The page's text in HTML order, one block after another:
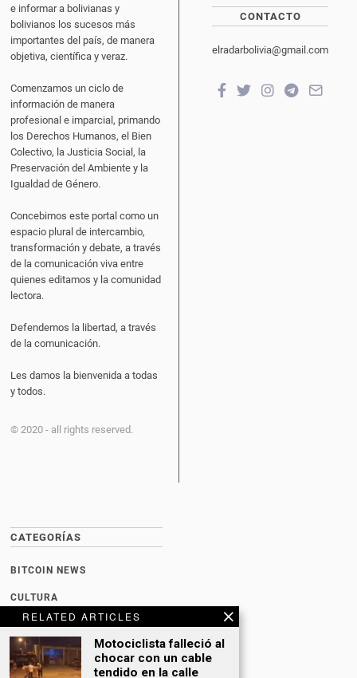
RELATED ARTICLES
Motociclista falleció al
chocar con un cable
tendido en la calle
e informar a bolivianas y
bolivianos los sucesos más
importantes del país, de manera
objetiva, científica y veraz.
Comenzamos un ciclo de
información de manera
profesional e imparcial, primando
los Derechos Humanos, el Bien
Colectivo, la Justicia Social, la
Preservación del Ambiente y la
Igualdad de Género.
Concebimos este portal como un
espacio plural de intercambio,
transformación y debate, a través
de la comunicación viva entre
quienes editamos y la comunidad
lectora.
Defendemos la libertad, a través
de la comunicación.
Les damos la bienvenida a todas
y todos.
© 2020 - all rights reserved.
CONTACTO
elradarbolivia@gmail.com
CATEGORÍAS
BITCOIN NEWS
CULTURA
DATING
DEPORTES